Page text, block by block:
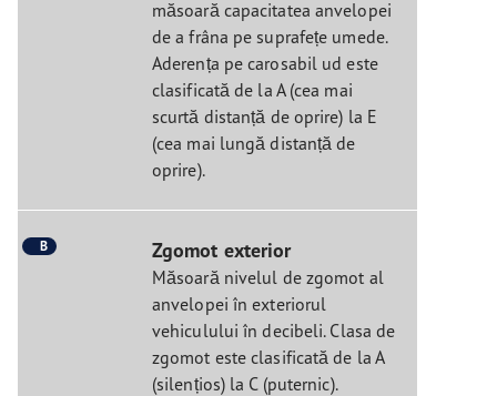
măsoară capacitatea anvelopei
de a frâna pe suprafețe umede.
Aderența pe carosabil ud este
clasificată de la A (cea mai
scurtă distanță de oprire) la E
(cea mai lungă distanță de
oprire).
B Zgomot exterior
Măsoară nivelul de zgomot al
anvelopei în exteriorul
vehiculului în decibeli. Clasa de
zgomot este clasificată de la A
(silențios) la C (puternic).